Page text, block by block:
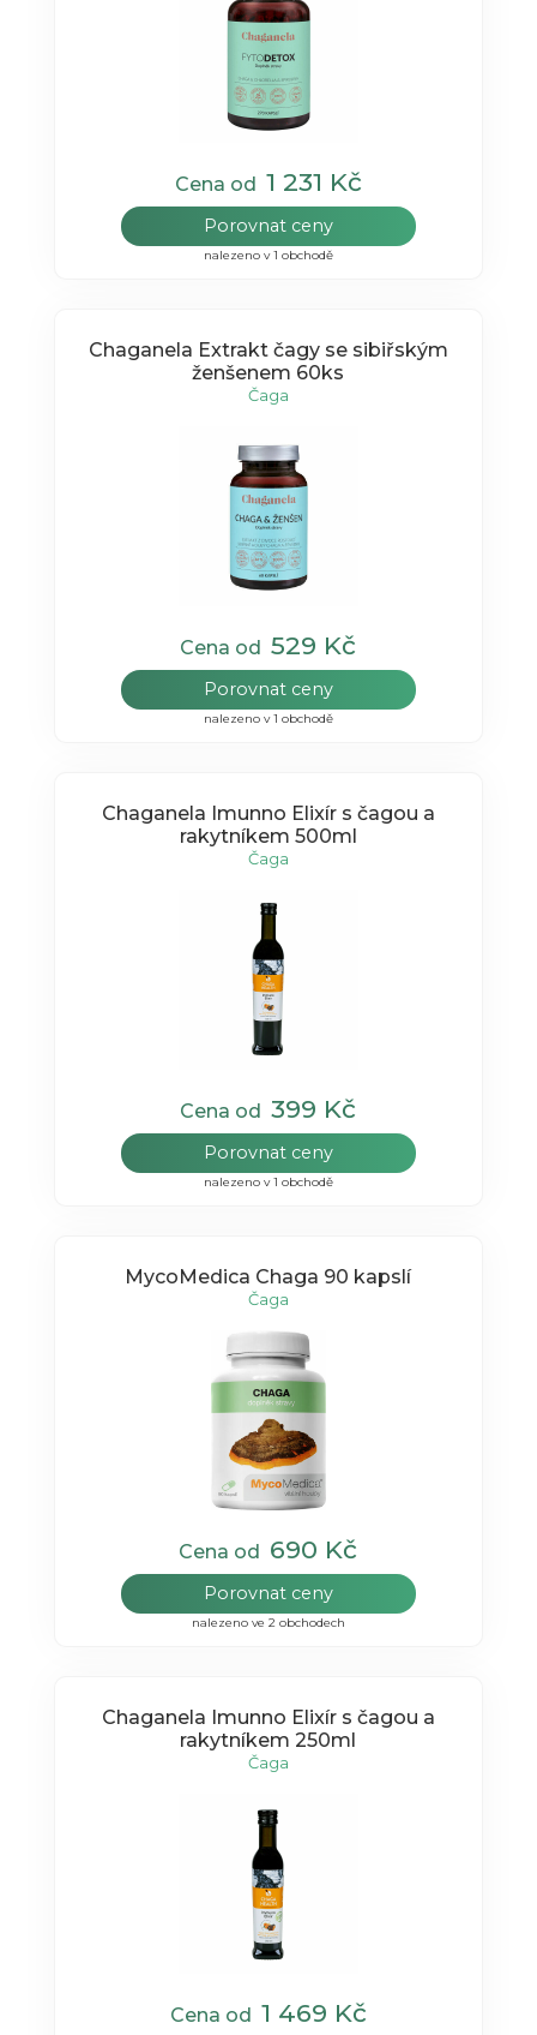
Cena od 1 231 Kč
Porovnat ceny
nalezeno v 1 obchodě
Chaganela Extrakt čagy se sibiřským
ženšenem 60ks
Čaga
Cena od529 Kč
Porovnat ceny
nalezeno v 1 obchodě
Chaganela Imunno Elixír s čagou a
rakytníkem 500ml
Čaga
Cena od399 Kč
Porovnat ceny
nalezeno v 1 obchodě
MycoMedica Chaga 90 kapslí
Čaga
Cena od 690 Kč
Porovnat ceny
nalezeno ve 2 obchodech
Chaganela Imunno Elixír s čagou a
rakytníkem 250ml
Čaga
Cena od 1 469 Kč